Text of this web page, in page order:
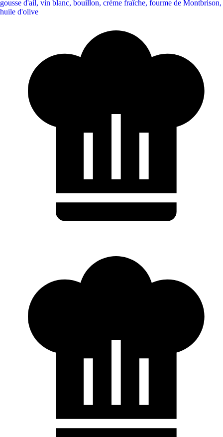
gousse d'ail, vin blanc, bouillon, crème fraîche, fourme de Montbrison,
huile d'olive